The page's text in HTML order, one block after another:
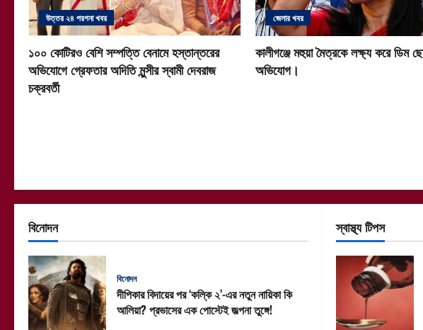
উত্তর ২৪ পরগনা খবর
১০০ কোটিরও বেশি সম্পত্তি বেনামে হস্তান্তরের
অভিযোগে গ্রেফতার অদিতি মুন্সীর স্বামী দেবরাজ
চক্রবর্তী
জেলার খবর
কালীগঞ্জে মহুয়া মৈত্রকে লক্ষ্য করে ডিম
অভিযোগ।
বিনোদন
বিনোদন
দীপিকার বিদায়ের পর ‘কল্কি ২’-এর নতুন নায়িকা কি
আলিয়া? প্রভাসের এক পোস্টেই জল্পনা তুঙ্গে!
স্বাস্থ্য টিপস